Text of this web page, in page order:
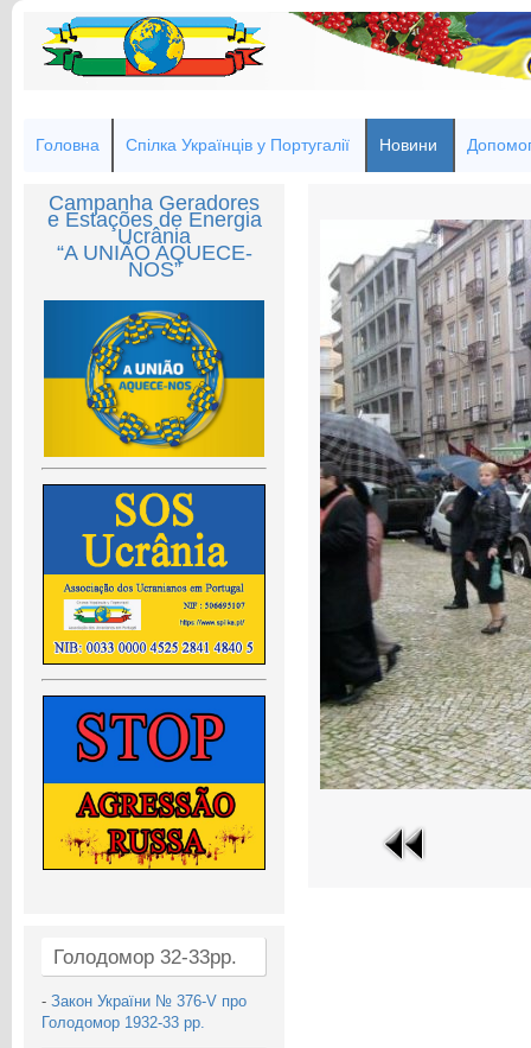
Головна Спілка Українців у Португалії Новини
Campanha Geradores
e Estações de Energia
Ucrânia
“A UNIÃO AQUECE-
NOS”
Голодомор 32-33рр.
- Закон України № 376-V про
Голодомор 1932-33 рр.